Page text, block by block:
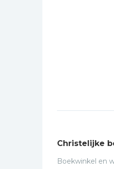
Christelijke
Boekwinkel en